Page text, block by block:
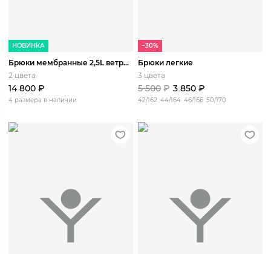
НОВИНКА
Брюки мембранные 2,5L ветро-влагозащитные Башкаус
2 цвета
14 800 ₽
4 размера в наличии
−30%
Брюки легкие
3 цвета
5 500 ₽ 3 850 ₽
42/162 44/164 46/166 50/170